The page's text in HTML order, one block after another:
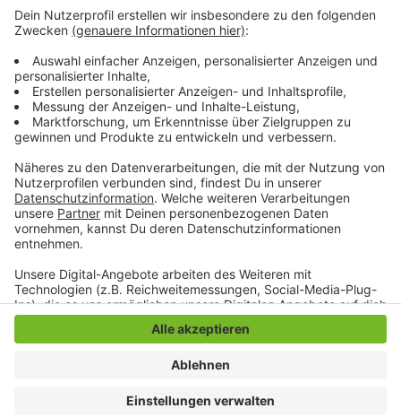
Volksgarten soll davon renoviert werden.
Grundsätzlich will die Stadt das Geld nur für
städtische Immobilien verwenden. Weitere
Maßnahmen in Höhe von rund 57,9 Millionen Euro
sollen außerdem geprüft werden.
Anzeige
Anzeige